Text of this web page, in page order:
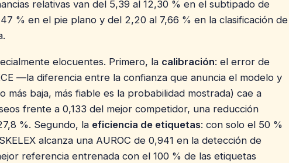
relativas van del 5,39 al 12,30 % en el subtipado de
% en el pie plano y del 2,20 al 7,66 % en la clasificación de
elocuentes. Primero, la calibración: el error de
—la diferencia entre la confianza que anuncia el modelo y
más baja, más fiable es la probabilidad mostrada) cae a
frente a 0,133 del mejor competidor, una reducción
%. Segundo, la eficiencia de etiquetas: con solo el 50 %
alcanza una AUROC de 0,941 en la detección de
referencia entrenada con el 100 % de las etiquetas